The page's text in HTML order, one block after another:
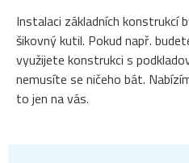
Instalaci základních konstrukcí
šikovný kutil. Pokud např.
využijete konstrukci s
nemusíte se ničeho bát.
to jen na vás.